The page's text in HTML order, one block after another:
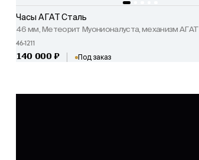
Часы АГАТ Сталь
46 мм, Метеорит Муонионалуста, механизм АГАТ
46-1211
140 000₽ Под заказ